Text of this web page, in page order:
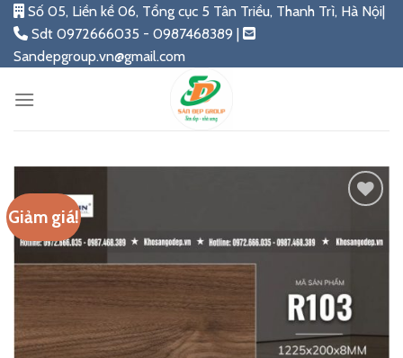
Skip
content
Số 05, Liền kề 06, Tổng cục 5 Tân Triều, Thanh Trì, Hà Nội|
Sdt 0972666035 - 0987468389 |
Sandepgroup.vn@gmail.com
Giảm giá!
to